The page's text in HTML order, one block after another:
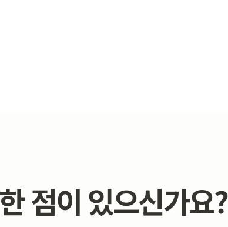
점이 있으신가요?